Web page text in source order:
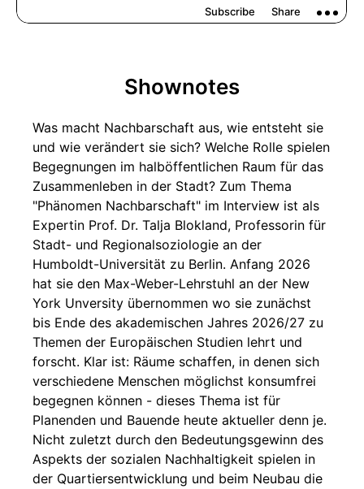
Shownotes
Was macht Nachbarschaft aus, wie entsteht sie
und wie verändert sie sich? Welche Rolle spielen
Begegnungen im halböffentlichen Raum für das
Zusammenleben in der Stadt? Zum Thema
"Phänomen Nachbarschaft" im Interview ist als
Expertin Prof. Dr. Talja Blokland, Professorin für
Stadt- und Regionalsoziologie an der
Humboldt-Universität zu Berlin. Anfang 2026
hat sie den Max-Weber-Lehrstuhl an der New
York Unversity übernommen wo sie zunächst
bis Ende des akademischen Jahres 2026/27 zu
Themen der Europäischen Studien lehrt und
forscht. Klar ist: Räume schaffen, in denen sich
verschiedene Menschen möglichst konsumfrei
begegnen können - dieses Thema ist für
Planenden und Bauende heute aktueller denn je.
Nicht zuletzt durch den Bedeutungsgewinn des
Aspekts der sozialen Nachhaltigkeit spielen in
der Quartiersentwicklung und beim Neubau die